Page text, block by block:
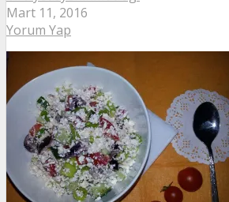
Mart 11, 2016
Yorum Yap